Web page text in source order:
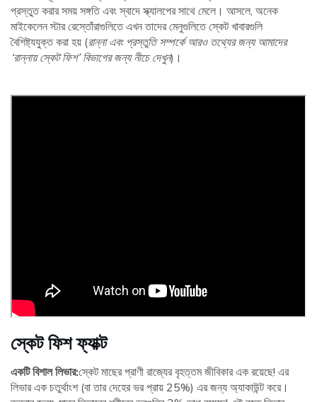
প্রস্তুত করার সময় সঙ্গতি এবং স্বাদে স্ক্যালপের সাথে মেলে। আসলে, অনেক
মাইকেলেন স্টার রেস্তোঁরাগুলিতে এখন তাদের মেনুগুলিতে স্কেট খাবারগুলি
বৈশিষ্ট্যযুক্ত করা হয় (রান্না এবং প্রস্তুতি সম্পর্কে আরও তথ্যের জন্য আমাদের
‘রান্নায় স্কেট ফিশ’ বিভাগের জন্য নীচে দেখুন)।
স্কেট ফিশ ফ্যাক্ট
একটি বিশাল লিভার:স্কেট মাছের প্রাণী রাজ্যের বৃহত্তম জীবিকার এক রয়েছে! এর
লিভার এক চতুর্থাংশ (বা তার দেহের ভর প্রায় 25%) এর জন্য অ্যাকাউন্ট করে।